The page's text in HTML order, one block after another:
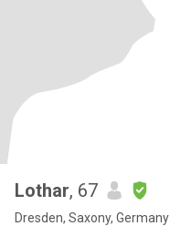
Lothar, 67
Dresden, Saxony, Germany